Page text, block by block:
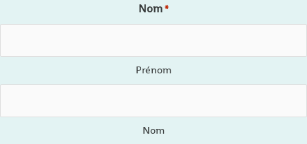
Nom*
Prénom
Nom